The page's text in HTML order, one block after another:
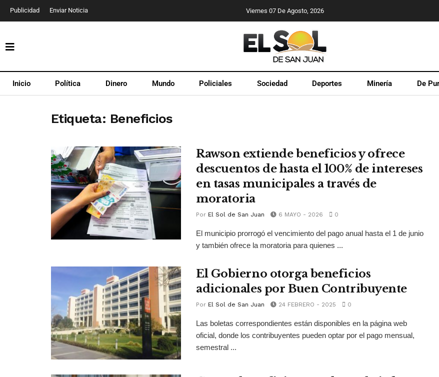
Publicidad Enviar Noticia Viernes 07 De Agosto, 2026
Inicio Política Dinero Mundo Policiales Sociedad Deportes Minería De
Etiqueta: Beneficios
Rawson extiende beneficios y ofrece
descuentos de hasta el 100% de intereses
en tasas municipales a través de
moratoria
Por El Sol de San Juan 6 MAYO - 2026 0
El municipio prorrogó el vencimiento del pago anual hasta el 1 de junio
y también ofrece la moratoria para quienes ...
El Gobierno otorga beneficios
adicionales por Buen Contribuyente
Por El Sol de San Juan 24 FEBRERO - 2025 0
Las boletas correspondientes están disponibles en la página web
oficial, donde los contribuyentes pueden optar por el pago mensual,
semestral ...